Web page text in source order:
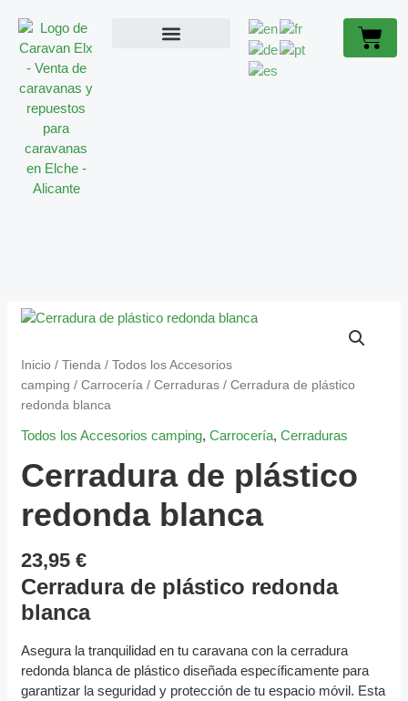
contenido
Cart
Inicio /Tienda /Todos los Accesorios
camping /Carrocería /Cerraduras / Cerradura de plástico
redonda blanca
Todos los Accesorios camping,Carrocería,Cerraduras
Cerradura de plástico
redonda blanca
23,95€
Cerradura de plástico redonda
blanca
Asegura la tranquilidad en tu caravana con la cerradura
redonda blanca de plástico diseñada específicamente para
garantizar la seguridad y protección de tu espacio móvil. Esta
CERRADURA
PLÁSTICO
REDONDA
BLANCA
CANTIDAD